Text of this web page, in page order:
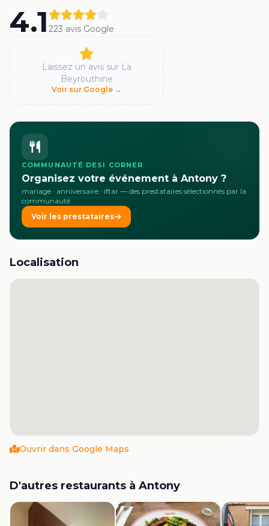
4.1 223 avis Google
Laissez un avis sur La
Beyrouthine
Voir sur Google →
COMMUNAUTÉ DESI CORNER
Organisez votre événement à Antony ?
mariage · anniversaire · iftar — des prestataires sélectionnés par la
communauté
Voir les prestataires
Localisation
Ouvrir dans Google Maps
D'autres restaurants à Antony